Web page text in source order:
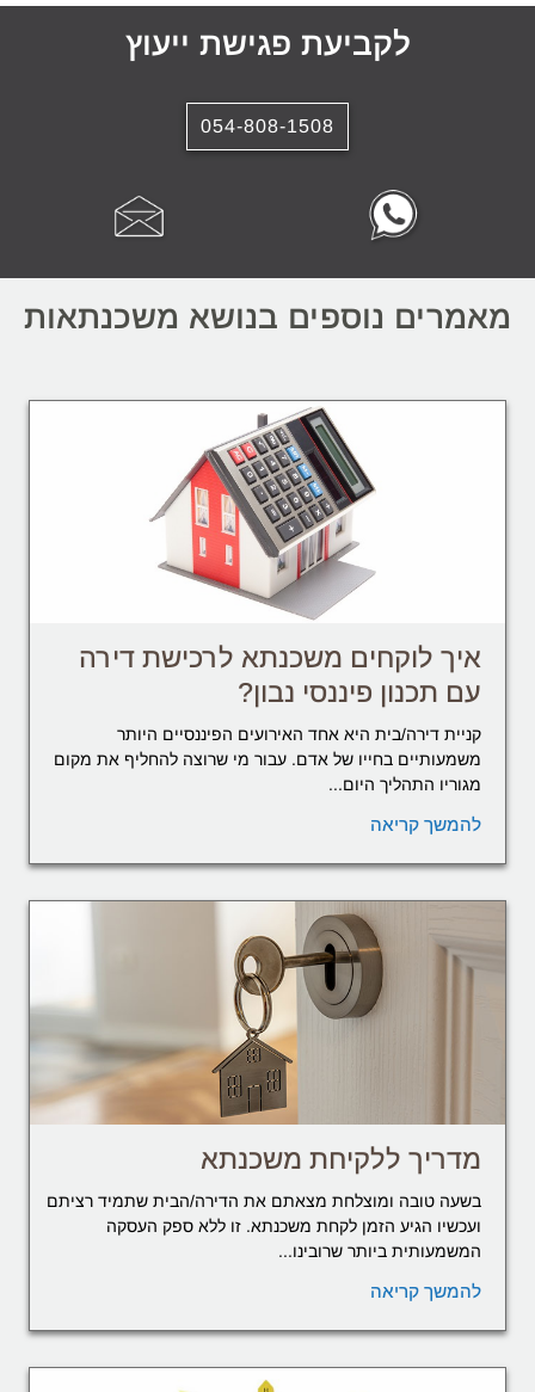
לקביעת פגישת ייעוץ
054-808-1508
מאמרים נוספים בנושא משכנתאות
איך לוקחים משכנתא לרכישת דירה
עם תכנון פיננסי נבון?
קניית דירה/בית היא אחד האירועים הפיננסיים היותר
משמעותיים בחייו של אדם. עבור מי שרוצה להחליף את מקום
מגוריו התהליך היום...
להמשך קריאה
מדריך ללקיחת משכנתא
בשעה טובה ומוצלחת מצאתם את הדירה/הבית שתמיד רציתם
ועכשיו הגיע הזמן לקחת משכנתא. זו ללא ספק העסקה
המשמעותית ביותר שרובינו...
להמשך קריאה